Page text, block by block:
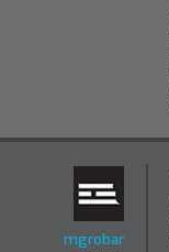
mgrobar